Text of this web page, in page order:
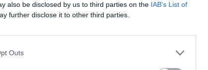
also be disclosed by us to third parties on the IAB’s List of
further disclose it to other third parties.
Outs